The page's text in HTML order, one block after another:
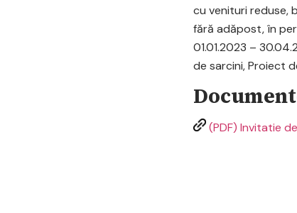
cu venituri reduse,
fără adăpost, în
01.01.2023 –
de sarcini, Proiect
(PDF) Invitatie